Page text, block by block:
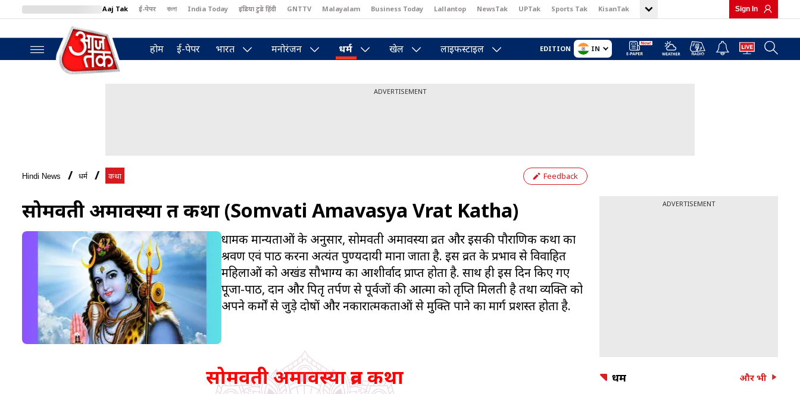
Aaj Tak ई-पेपर বাংলা India Today इंडिया टुडे हिंदी GNTTV Malayalam Business Today Lallantop NewsTak UPTak Sports Tak KisanTak
BT Bazaar
Sign In
होम ई-पेपर भारत मनोरंजन धर्म खेल लाइफस्टाइल EDITION IN
ADVERTISEMENT
Hindi News धर्म कथा Feedback
सोमवती अमावस्या व्रत कथा (Somvati Amavasya Vrat Katha)
धार्मिक मान्यताओं के अनुसार, सोमवती अमावस्या व्रत और इसकी पौराणिक कथा का
श्रवण एवं पाठ करना अत्यंत पुण्यदायी माना जाता है. इस व्रत के प्रभाव से विवाहित
महिलाओं को अखंड सौभाग्य का आशीर्वाद प्राप्त होता है. साथ ही इस दिन किए गए
पूजा-पाठ, दान और पितृ तर्पण से पूर्वजों की आत्मा को तृप्ति मिलती है तथा व्यक्ति को
अपने कर्मों से जुड़े दोषों और नकारात्मकताओं से मुक्ति पाने का मार्ग प्रशस्त होता है.
सोमवती अमावस्या व्रत कथा
ADVERTISEMENT
धर्म और भी